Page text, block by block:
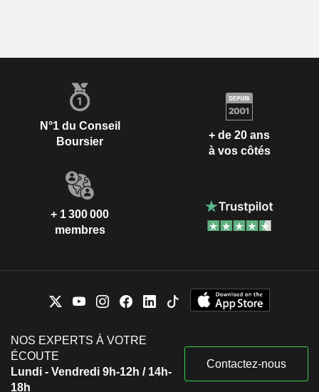
N°1 du Conseil
Boursier
+ de 20 ans
à vos côtés
+ 1 300 000
membres
NOS EXPERTS À VOTRE
ÉCOUTE
Lundi - Vendredi 9h-12h / 14h-
18h
Contactez-nous